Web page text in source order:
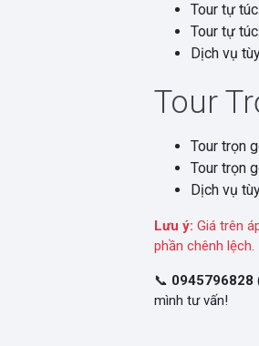
Tour tự túc:
Tour tự túc:
Dịch vụ
Tour
Tour trọn
Tour trọn
Dịch vụ
Lưu ý: Giá trên
phần chênh lệch.
📞 0945796828
mình tư vấn!